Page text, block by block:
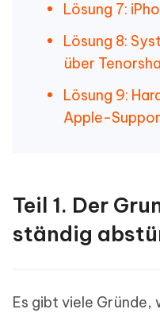
Lösung 7:
Lösung 8:
über
Lösung 9:
Apple-
Teil 1. Der
ständig
Es gibt viele Gründe,